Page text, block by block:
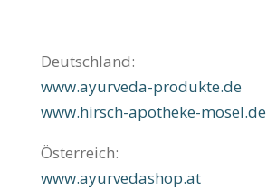
Deutschland:
www.ayurveda-produkte.de
www.hirsch-apotheke-mosel.de
Österreich:
www.ayurvedashop.at